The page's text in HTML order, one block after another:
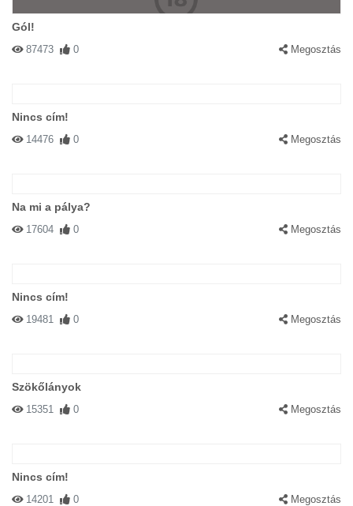
Gól!
87473 0 Megosztás
Nincs cím!
14476 0 Megosztás
Na mi a pálya?
17604 0 Megosztás
Nincs cím!
19481 0 Megosztás
Szökőlányok
15351 0 Megosztás
Nincs cím!
14201 0 Megosztás